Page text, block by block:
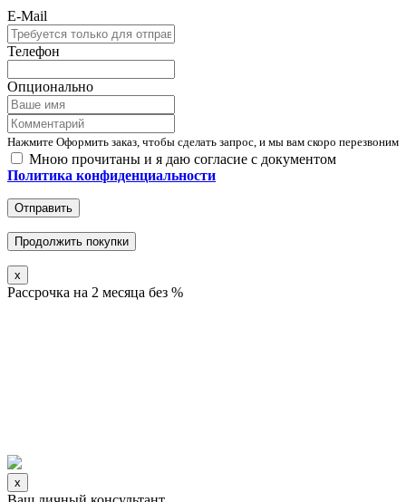
E-Mail
Телефон
Опционально
Нажмите Оформить заказ, чтобы сделать запрос, и мы вам скоро перезвоним
Мною прочитаны и я даю согласие с документом
Политика конфиденциальности
Отправить
Продолжить покупки
x
Рассрочка на 2 месяца без %
x